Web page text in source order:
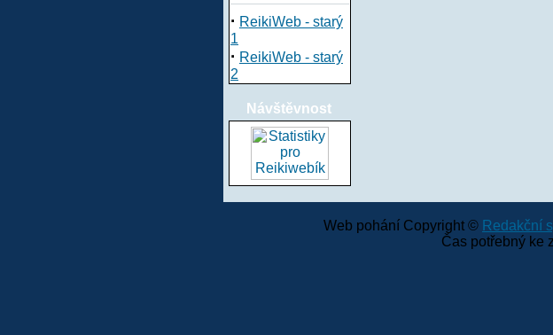
· ReikiWeb - starý
1
· ReikiWeb - starý
2
Návštěvnost
Web pohání Copyright © Redakční
Čas potřebný ke